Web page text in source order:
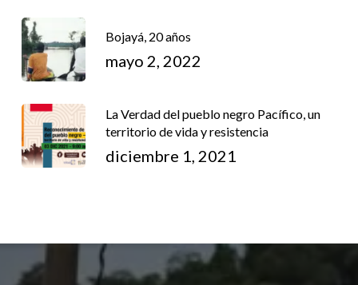
Bojayá, 20 años
mayo 2, 2022
La Verdad del pueblo negro Pacífico, un
territorio de vida y resistencia
diciembre 1, 2021